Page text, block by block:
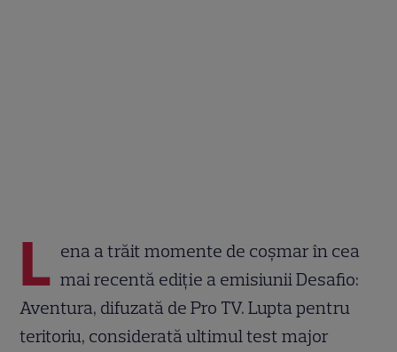
L ena a trăit momente de coșmar în cea
mai recentă ediție a emisiunii Desafio:
Aventura, difuzată de Pro TV. Lupta pentru
teritoriu, considerată ultimul test major